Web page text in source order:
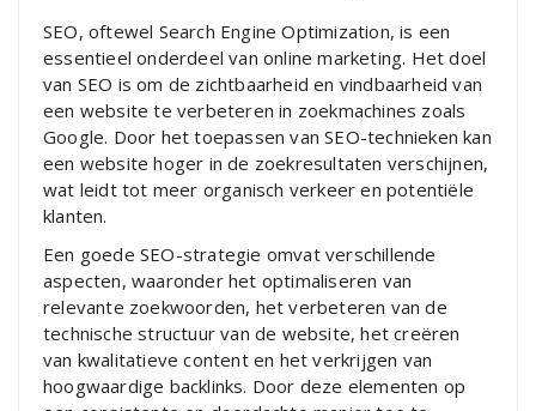
SEO, oftewel Search Engine Optimization, is een
essentieel onderdeel van online marketing. Het doel
van SEO is om de zichtbaarheid en vindbaarheid van
een website te verbeteren in zoekmachines zoals
Google. Door het toepassen van SEO-technieken kan
een website hoger in de zoekresultaten verschijnen,
wat leidt tot meer organisch verkeer en potentiële
klanten.
Een goede SEO-strategie omvat verschillende
aspecten, waaronder het optimaliseren van
relevante zoekwoorden, het verbeteren van de
technische structuur van de website, het creëren
van kwalitatieve content en het verkrijgen van
hoogwaardige backlinks. Door deze elementen op